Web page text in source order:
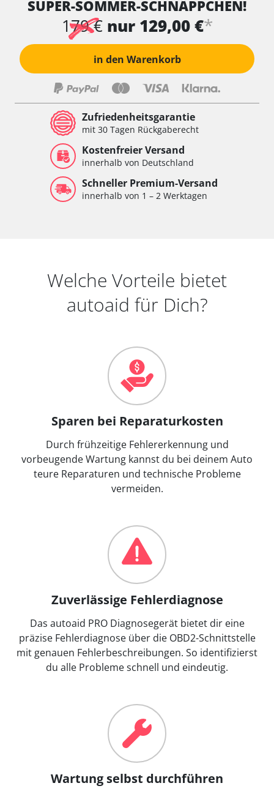
SUPER-SOMMER-SCHNÄPPCHEN!
179 € nur 129,00 €*
in den Warenkorb
Zufriedenheitsgarantie
mit 30 Tagen Rückgaberecht
Kostenfreier Versand
innerhalb von Deutschland
Schneller Premium-Versand
innerhalb von 1 – 2 Werktagen
Welche Vorteile bietet
autoaid für Dich?
Sparen bei Reparaturkosten
Durch frühzeitige Fehlererkennung und
vorbeugende Wartung kannst du bei deinem Auto
teure Reparaturen und technische Probleme
vermeiden.
Zuverlässige Fehlerdiagnose
Das autoaid PRO Diagnosegerät bietet dir eine
präzise Fehlerdiagnose über die OBD2-Schnittstelle
mit genauen Fehlerbeschreibungen. So identifizierst
du alle Probleme schnell und eindeutig.
Wartung selbst durchführen